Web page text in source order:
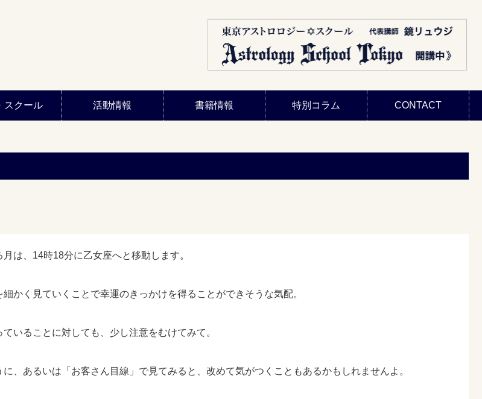
スクール 活動情報 書籍情報 特別コラム CONTACT
は、14時18分に乙女座へと移動します。
かく見ていくことで幸運のきっかけを得ることができそうな気配。
いることに対しても、少し注意をむけてみて。
、あるいは「お客さん目線」で見てみると、改めて気がつくこともあるかもしれませんよ。